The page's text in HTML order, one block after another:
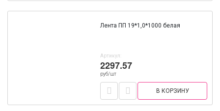
Лента ПП 19*1,0*1000 белая
Артикул:
2297.57
руб/шт
В КОРЗИНУ